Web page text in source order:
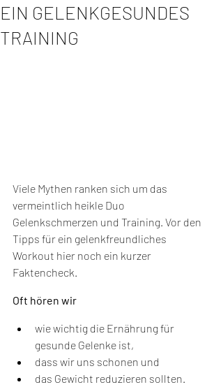
EIN GELENKGESUNDES
TRAINING
Viele Mythen ranken sich um das
vermeintlich heikle Duo
Gelenkschmerzen und Training. Vor den
Tipps für ein gelenkfreundliches
Workout hier noch ein kurzer
Faktencheck.
Oft hören wir
wie wichtig die Ernährung für
gesunde Gelenke ist,
dass wir uns schonen und
das Gewicht reduzieren sollten.